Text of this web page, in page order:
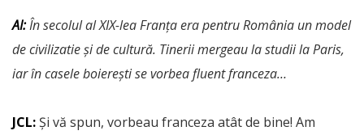
AI:În secolul al XIX-lea Franța era pentru România un model
de civilizatie și de cultură. Tinerii mergeau la studii la Paris,
iar în casele boierești se vorbea fluent franceza…
JCL: Și vă spun, vorbeau franceza atât de bine! Am